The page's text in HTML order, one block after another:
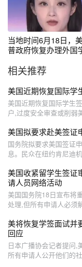
当地时间6月18日，
普政府恢复办理外国
的社交媒体账户（央
号：总台电视资讯）
相关推荐
美国近期恢复国际学
美国近期恢复国际学生
户,过度安全审查或削弱
美国拟要求赴美签证
国务院拟要求美国签证
息。民众在纽约肯尼迪
美国收紧留学生签证
请人员网络活动
美国国务院18日宣布将
处理,但所有申请人必须
美将恢复学签面试并
回应
日本广播协会记者提问,
所有申请人公开他们的